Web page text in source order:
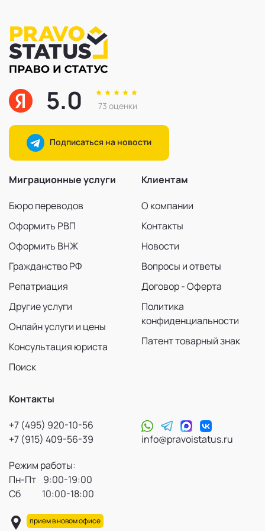
5.0 73 оценки
Подписаться на новости
Миграционные услуги
Бюро переводов
Оформить РВП
Оформить ВНЖ
Гражданство РФ
Репатриация
Другие услуги
Онлайн услуги и цены
Консультация юриста
Поиск
Клиентам
О компании
Контакты
Новости
Вопросы и ответы
Договор - Оферта
Политика
конфиденциальности
Патент товарный знак
Контакты
+7 (495) 920-10-56
+7 (915) 409-56-39
info@pravoistatus.ru
Режим работы:
Пн-Пт 9:00-19:00
Сб 10:00-18:00
прием в новом офисе